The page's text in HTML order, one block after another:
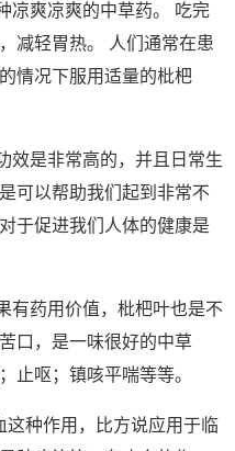
凉爽凉爽的中草药。 吃完
减轻胃热。 人们通常在患
情况下服用适量的枇杷
效是非常高的，并且日常生
可以帮助我们起到非常不
于促进我们人体的健康是
有药用价值，枇杷叶也是不
口，是一味很好的中草
止呕；镇咳平喘等等。
这种作用，比方说应用于临